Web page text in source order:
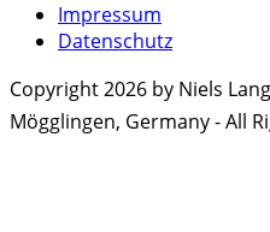
Impressum
Datenschutz
Copyright 2026 by Niels
Mögglingen, Germany - All